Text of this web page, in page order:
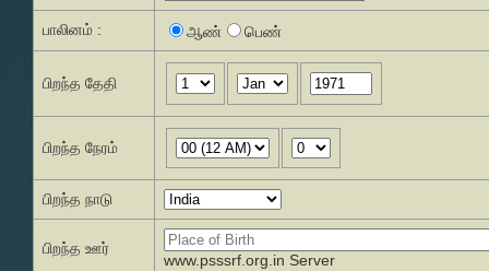
பாலினம் : ஆண் பெண்
பிறந்த தேதி
பிறந்த நேரம்
பிறந்த நாடு
பிறந்த ஊர்
www.psssrf.org.in Server